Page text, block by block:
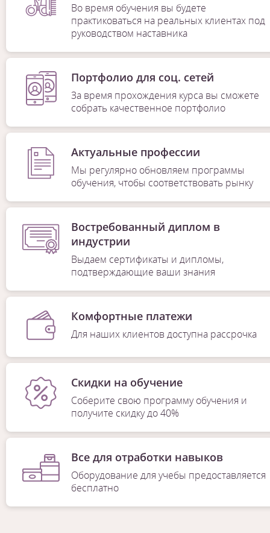
Во время обучения вы будете
практиковаться на реальных клиентах под
руководством наставника
Портфолио для соц. сетей
За время прохождения курса вы сможете
собрать качественное портфолио
Актуальные профессии
Мы регулярно обновляем программы
обучения, чтобы соответствовать рынку
Востребованный диплом в
индустрии
Выдаем сертификаты и дипломы,
подтверждающие ваши знания
Комфортные платежи
Для наших клиентов доступна рассрочка
Скидки на обучение
Соберите свою программу обучения и
получите скидку до 40%
Все для отработки навыков
Оборудование для учебы предоставляется
бесплатно